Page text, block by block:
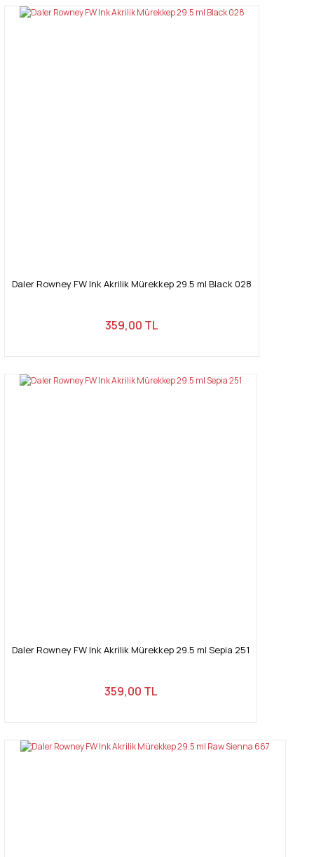
Daler Rowney FW Ink Akrilik Mürekkep 29.5 ml Black 028
359,00 TL
Daler Rowney FW Ink Akrilik Mürekkep 29.5 ml Sepia 251
359,00 TL